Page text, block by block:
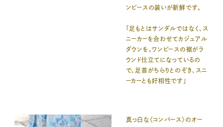
ンピースの装いが新鮮です。
「足もとはサンダルではなく、ス
ニーカーを合わせてカジュアル
ダウンを。ワンピースの裾がラ
ウンド仕立てになっているの
で、足首がちらりとのぞき、スニ
ーカーとも好相性です」
真っ白な〈コンバース〉のオー